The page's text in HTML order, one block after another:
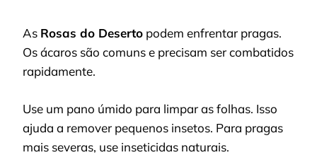
As Rosas do Deserto podem enfrentar pragas.
Os ácaros são comuns e precisam ser combatidos
rapidamente.
Use um pano úmido para limpar as folhas. Isso
ajuda a remover pequenos insetos. Para pragas
mais severas, use inseticidas naturais.